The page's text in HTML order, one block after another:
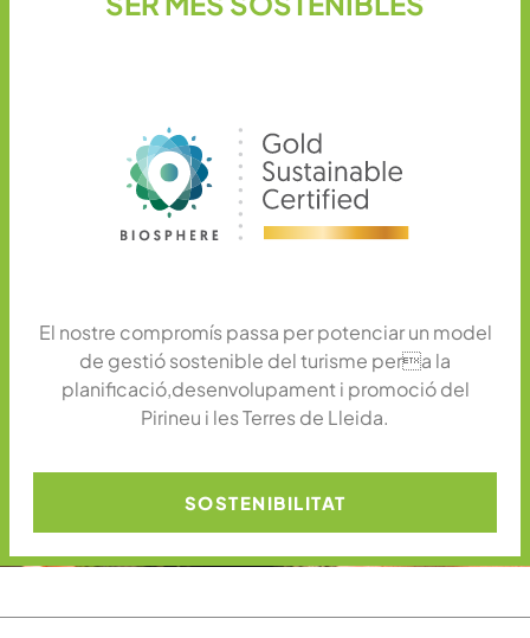
El nostre compromís passa per potenciar un model
de gestió sostenible del turisme pera la
planificació,desenvolupament i promoció del
Pirineu i les Terres de Lleida.
SOSTENIBILITAT